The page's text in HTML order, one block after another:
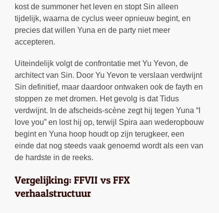
kost de summoner het leven en stopt Sin alleen
tijdelijk, waarna de cyclus weer opnieuw begint, en
precies dat willen Yuna en de party niet meer
accepteren.
Uiteindelijk volgt de confrontatie met Yu Yevon, de
architect van Sin. Door Yu Yevon te verslaan verdwijnt
Sin definitief, maar daardoor ontwaken ook de fayth en
stoppen ze met dromen. Het gevolg is dat Tidus
verdwijnt. In de afscheids-scène zegt hij tegen Yuna “I
love you” en lost hij op, terwijl Spira aan wederopbouw
begint en Yuna hoop houdt op zijn terugkeer, een
einde dat nog steeds vaak genoemd wordt als een van
de hardste in de reeks.
Vergelijking: FFVII vs FFX
verhaalstructuur